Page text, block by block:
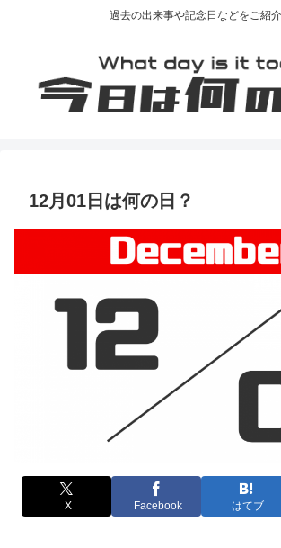
過去の出来事や記念日などをご紹介
12月01日は何の日？
X Facebook はてブ